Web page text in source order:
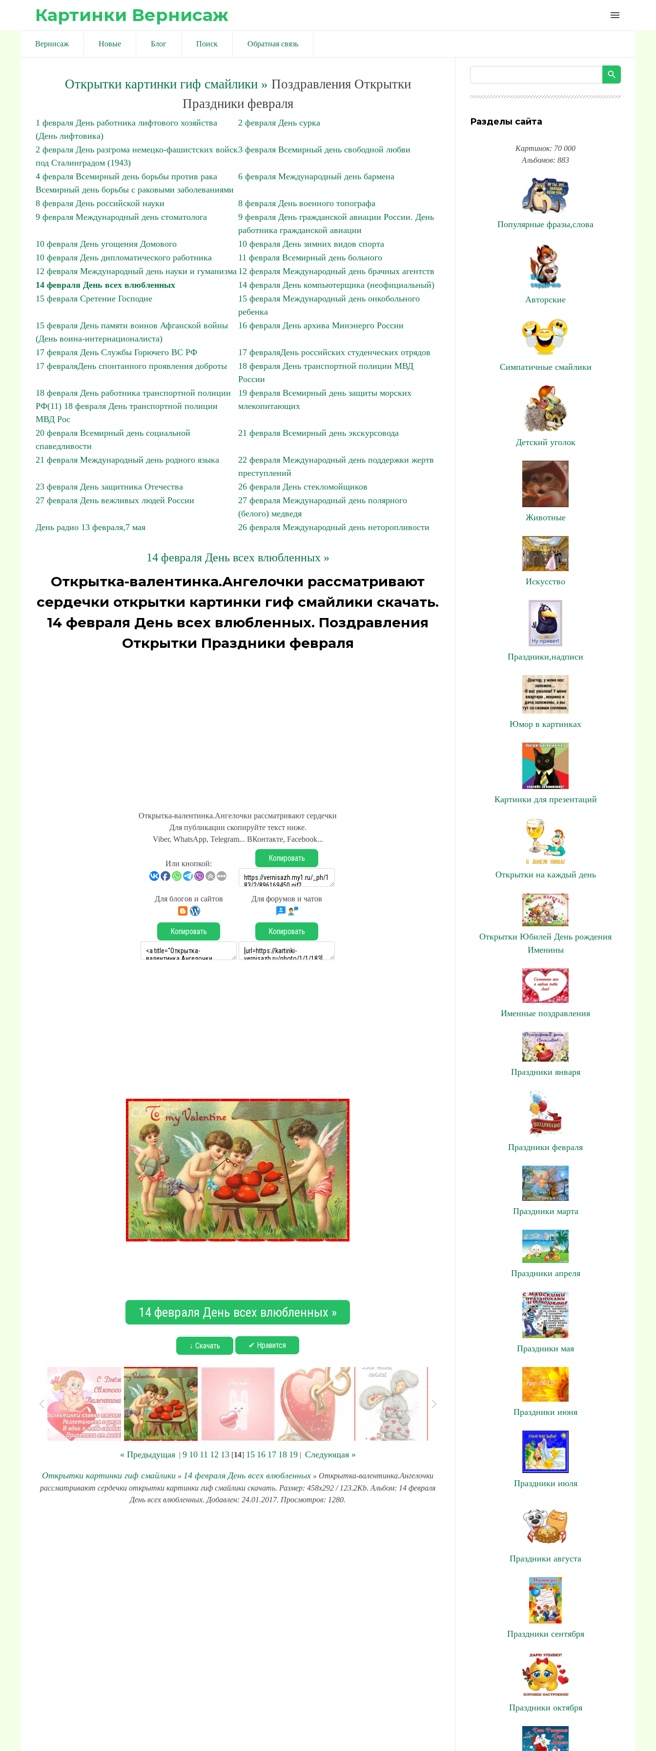
Картинки Вернисаж menu
Вернисаж Новые Блог Поиск Обратная связь
Открытки картинки гиф смайлики» Поздравления Открытки
Праздники февраля
1 февраля День работника лифтового хозяйства
(День лифтовика)
2 февраля День сурка
2 февраля День разгрома немецко-фашистcких войск
под Сталинградом (1943)
3 февраля Всемирный день свободной любви
4 февраля Всемирный день борьбы против рака
Всемирный день борьбы с раковыми заболеваниями
6 февраля Международный день бармена
8 февраля День российской науки
8 февраля День военного топографа
9 февраля Международный день стоматолога
9 февраля День гражданской авиации России. День
работника гражданской авиации
10 февраля День угощения Домового
10 февраля День зимних видов спорта
10 февраля День дипломатического работника
11 февраля Всемирный день больного
12 февраля Международный день науки и гуманизма 12 февраля Международный день брачных агентств
14 февраля День всех влюбленных
14 февраля День компьютерщика (неофициальный)
15 февраля Сретение Господне
15 февраля Международный день онкобольного
ребенка
15 февраля День памяти воинов Афганской войны
(День воина-интернационалиста)
16 февраля День архива Минэнерго России
17 февраля День Службы Горючего ВС РФ
17 февраляДень российских студенческих отрядов
17 февраляДень спонтанного проявления доброты
18 февраля День транспортной полиции МВД
России
18 февраля День работника транспортной полиции
РФ(11) 18 февраля День транспортной полиции
МВД Рос
19 февраля Всемирный день защиты морских
млекопитающих
20 февраля Всемирный день социальной
спаведливости
21 февраля Всемирный день экскурсовода
21 февраля Международный день родного языка
22 февраля Международный день поддержки жертв
преступлений
23 февраля День защитника Отечества
26 февраля День стекломойщиков
27 февраля День вежливых людей России
27 февраля Международный день полярного
(белого) медведя
День радио 13 февраля,7 мая
26 февраля Международный день неторопливости
14 февраля День всех влюбленных »
Открытка-валентинка.Ангелочки рассматривают
сердечки открытки картинки гиф смайлики скачать.
14 февраля День всех влюбленных. Поздравления
Открытки Праздники февраля
Открытка-валентинка.Ангелочки рассматривают сердечки
Для публикации скопируйте текст ниже.
Viber, WhatsApp, Telegram... ВКонтакте, Facebook...
Или кнопкой:
Копировать
Для блогов и сайтов Для форумов и чатов
Копировать Копировать
14 февраля День всех влюбленных »
↓ Скачать ✔ Нравится
« Предыдущая| 9 10 11 12 13[14] 15 16 17 18 19| Следующая »
Открытки картинки гиф смайлики » 14 февраля День всех влюбленных » Открытка-валентинка.Ангелочки
рассматривают сердечки открытки картинки гиф смайлики скачать. Размер: 458x292 / 123.2Kb. Альбом: 14 февраля
День всех влюбленных. Добавлен: 24.01.2017. Просмотров: 1280.
Разделы сайта
Картинок: 70 000
Альбомов: 883
Популярные фразы,слова
Авторские
Симпатичные смайлики
Детский уголок
Животные
Искусство
Праздники,надписи
Юмор в картинках
Картинки для презентаций
Открытки на каждый день
Открытки Юбилей День рождения
Именины
Именные поздравления
Праздники января
Праздники февраля
Праздники марта
Праздники апреля
Праздники мая
Праздники июня
Праздники июля
Праздники августа
Праздники сентября
Праздники октября